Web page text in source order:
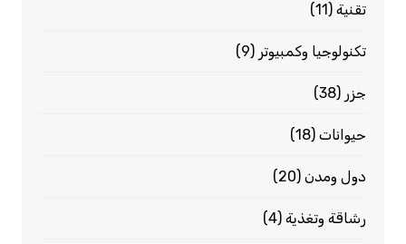
تقنية(11)
تكنولوجيا وكمبيوتر (9)
جزر (38)
حيوانات(18)
دول ومدن(20)
رشاقة وتغذية(4)